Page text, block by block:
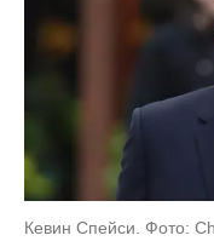
Кевин Спейси. Фото: